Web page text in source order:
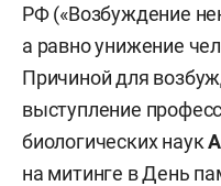
РФ («Возбуждение
а равно унижение
Причиной для
выступление
биологических наук
на митинге в День